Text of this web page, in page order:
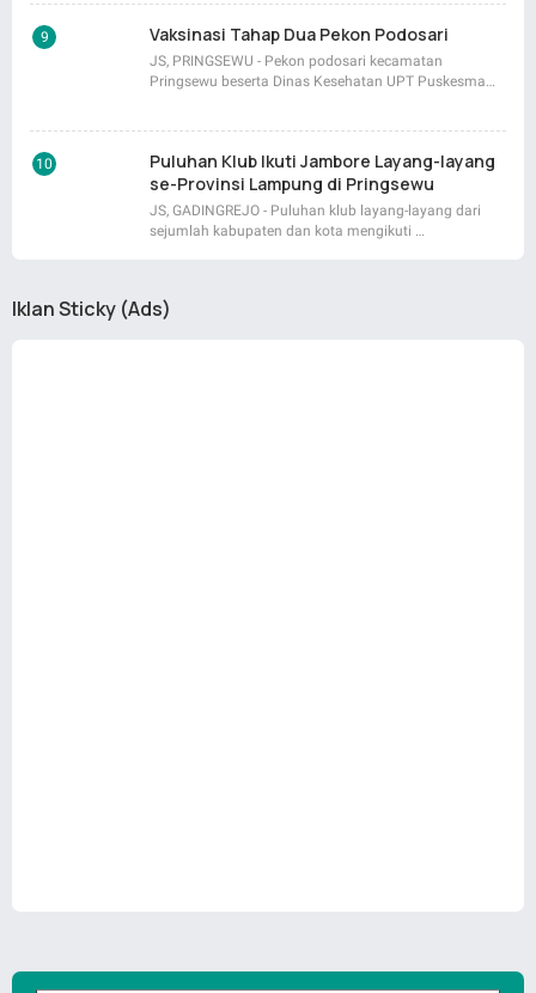
Vaksinasi Tahap Dua Pekon Podosari
JS, PRINGSEWU - Pekon podosari kecamatan
Pringsewu beserta Dinas Kesehatan UPT Puskesma…
Puluhan Klub Ikuti Jambore Layang-layang
se-Provinsi Lampung di Pringsewu
JS, GADINGREJO - Puluhan klub layang-layang dari
sejumlah kabupaten dan kota mengikuti …
Iklan Sticky (Ads)